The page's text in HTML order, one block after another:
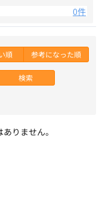
0件
順 参考になった順
検索
りません。